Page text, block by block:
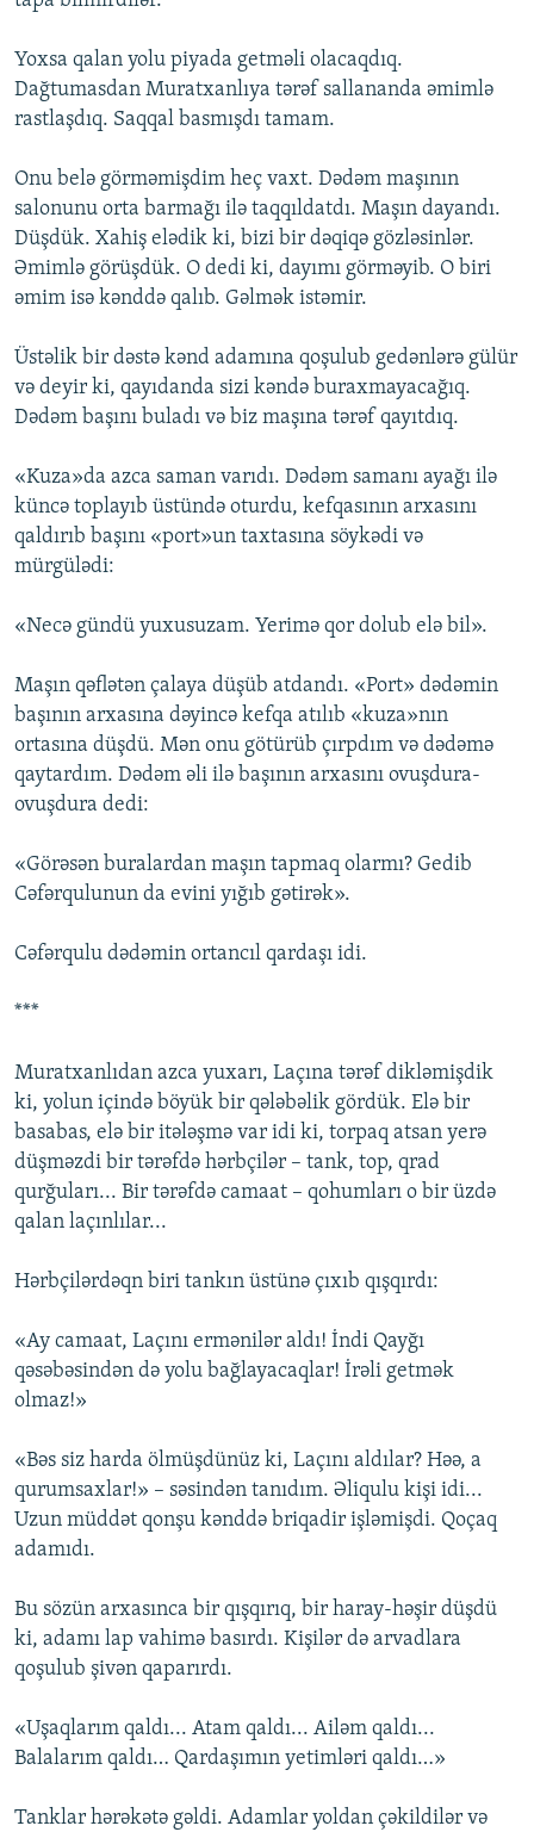
Yoxsa qalan yolu piyada getməli olacaqdıq.
Dağtumasdan Muratxanlıya tərəf sallananda əmimlə
rastlaşdıq. Saqqal basmışdı tamam.
Onu belə görməmişdim heç vaxt. Dədəm maşının
salonunu orta barmağı ilə taqqıldatdı. Maşın dayandı.
Düşdük. Xahiş elədik ki, bizi bir dəqiqə gözləsinlər.
Əmimlə görüşdük. O dedi ki, dayımı görməyib. O biri
əmim isə kənddə qalıb. Gəlmək istəmir.
Üstəlik bir dəstə kənd adamına qoşulub gedənlərə gülür
və deyir ki, qayıdanda sizi kəndə buraxmayacağıq.
Dədəm başını buladı və biz maşına tərəf qayıtdıq.
«Kuza»da azca saman varıdı. Dədəm samanı ayağı ilə
küncə toplayıb üstündə oturdu, kefqasının arxasını
qaldırıb başını «port»un taxtasına söykədi və
mürgülədi:
«Necə gündü yuxusuzam. Yerimə qor dolub elə bil».
Maşın qəflətən çalaya düşüb atdandı. «Port» dədəmin
başının arxasına dəyincə kefqa atılıb «kuza»nın
ortasına düşdü. Mən onu götürüb çırpdım və dədəmə
qaytardım. Dədəm əli ilə başının arxasını ovuşdura-
ovuşdura dedi:
«Görəsən buralardan maşın tapmaq olarmı? Gedib
Cəfərqulunun da evini yığıb gətirək».
Cəfərqulu dədəmin ortancıl qardaşı idi.
***
Muratxanlıdan azca yuxarı, Laçına tərəf dikləmişdik
ki, yolun içində böyük bir qələbəlik gördük. Elə bir
basabas, elə bir itələşmə var idi ki, torpaq atsan yerə
düşməzdi bir tərəfdə hərbçilər – tank, top, qrad
qurğuları... Bir tərəfdə camaat – qohumları o bir üzdə
qalan laçınlılar...
Hərbçilərdəqn biri tankın üstünə çıxıb qışqırdı:
«Ay camaat, Laçını ermənilər aldı! İndi Qayğı
qəsəbəsindən də yolu bağlayacaqlar! İrəli getmək
olmaz!»
«Bəs siz harda ölmüşdünüz ki, Laçını aldılar? Həə, a
qurumsaxlar!» – səsindən tanıdım. Əliqulu kişi idi...
Uzun müddət qonşu kənddə briqadir işləmişdi. Qoçaq
adamıdı.
Bu sözün arxasınca bir qışqırıq, bir haray-həşir düşdü
ki, adamı lap vahimə basırdı. Kişilər də arvadlara
qoşulub şivən qaparırdı.
«Uşaqlarım qaldı... Atam qaldı... Ailəm qaldı...
Balalarım qaldı… Qardaşımın yetimləri qaldı…»
Tanklar hərəkətə gəldi. Adamlar yoldan çəkildilər və